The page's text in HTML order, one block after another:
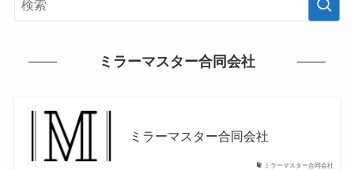
ミラーマスター合同会社
ミラーマスター合同会社
ミラーマスター合同会社